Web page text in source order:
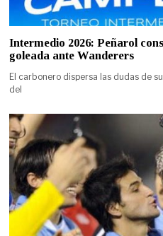
Intermedio 2026: Peñarol
goleada ante Wanderers
El carbonero dispersa las dudas de
del